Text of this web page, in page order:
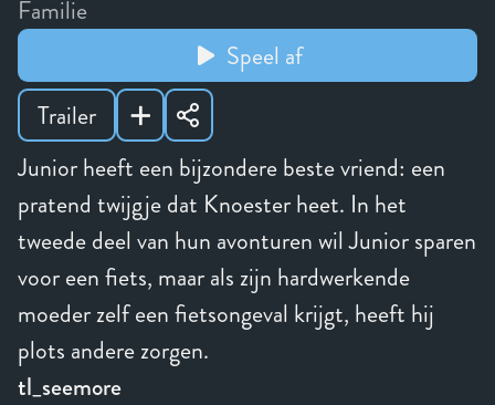
Junior heeft een bijzondere beste vriend: een
pratend twijgje dat Knoester heet. In het
tweede deel van hun avonturen wil Junior sparen
voor een fiets, maar als zijn hardwerkende
moeder zelf een fietsongeval krijgt, heeft hij
plots andere zorgen.
tl_seemore
Familie
Speel af
Trailer